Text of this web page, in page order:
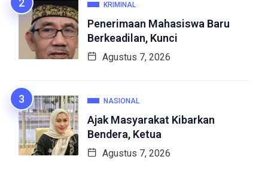
KRIMINAL
Penerimaan Mahasiswa Baru
Berkeadilan, Kunci
Agustus 7, 2026
NASIONAL
Ajak Masyarakat Kibarkan
Bendera, Ketua
Agustus 7, 2026